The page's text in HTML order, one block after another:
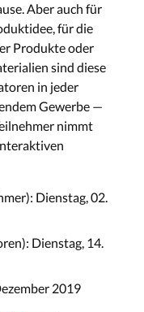
Aber auch für
für die
Produkte oder
sind diese
in jeder
Gewerbe —
nimmt
Dienstag, 02.
Dienstag, 14.
2019